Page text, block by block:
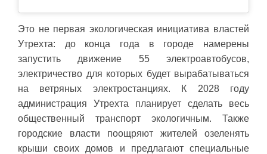
Это не первая экологическая инициатива властей
Утрехта: до конца года в городе намерены
запустить движение 55 электроавтобусов,
электричество для которых будет вырабатываться
на ветряных электростанциях. К 2028 году
администрация Утрехта планирует сделать весь
общественный транспорт экологичным. Также
городские власти поощряют жителей озеленять
крыши своих домов и предлагают специальные